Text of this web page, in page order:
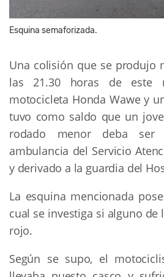
Esquina semaforizada.
Una colisión que se produjo
las 21.30 horas de este
motocicleta Honda Wawe y
tuvo como saldo que un
rodado menor deba ser
ambulancia del Servicio
y derivado a la guardia del
La esquina mencionada
cual se investiga si alguno de
rojo.
Según se supo, el